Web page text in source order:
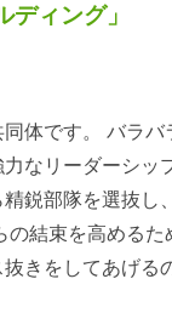
ィング」
体です。 バラ
なリーダーシッ
鋭部隊を選抜し
の結束を高めるた
きをしてあげる